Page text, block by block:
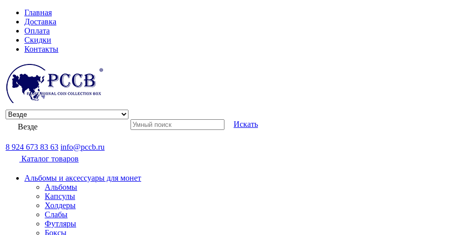
Главная
Доставка
Оплата
Скидки
Контакты
Везде Искать
8 924 673 83 63 info@pccb.ru
Каталог товаров
Альбомы и аксессуары для монет
Альбомы
Капсулы
Холдеры
Слабы
Футляры
Боксы